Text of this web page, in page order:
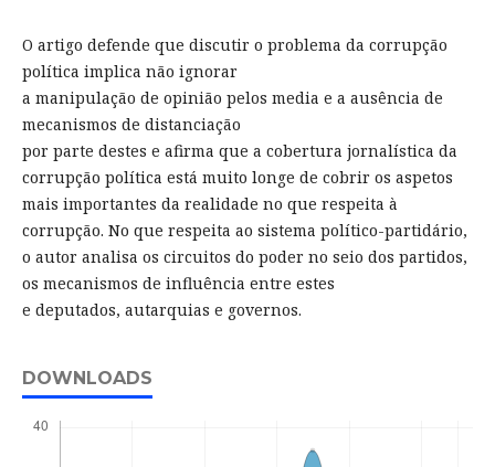
O artigo defende que discutir o problema da corrupção
política implica não ignorar
a manipulação de opinião pelos media e a ausência de
mecanismos de distanciação
por parte destes e afirma que a cobertura jornalística da
corrupção política está muito longe de cobrir os aspetos
mais importantes da realidade no que respeita à
corrupção. No que respeita ao sistema político-partidário,
o autor analisa os circuitos do poder no seio dos partidos,
os mecanismos de influência entre estes
e deputados, autarquias e governos.
DOWNLOADS